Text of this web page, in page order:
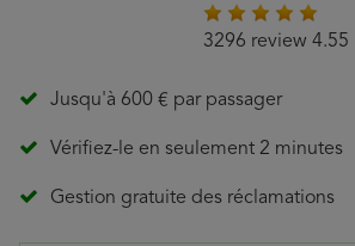
3296 review 4.55
Jusqu'à 600 € par passager
Vérifiez-le en seulement 2 minutes
Gestion gratuite des réclamations